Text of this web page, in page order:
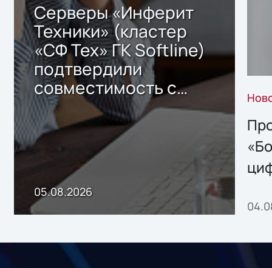
Серверы «Инферит
Техники» (кластер
«СФ Тех» ГК Softline)
подтвердили
совместимость с
решением Sharx
Storage 2.x для
хранения данных
05.08.2026